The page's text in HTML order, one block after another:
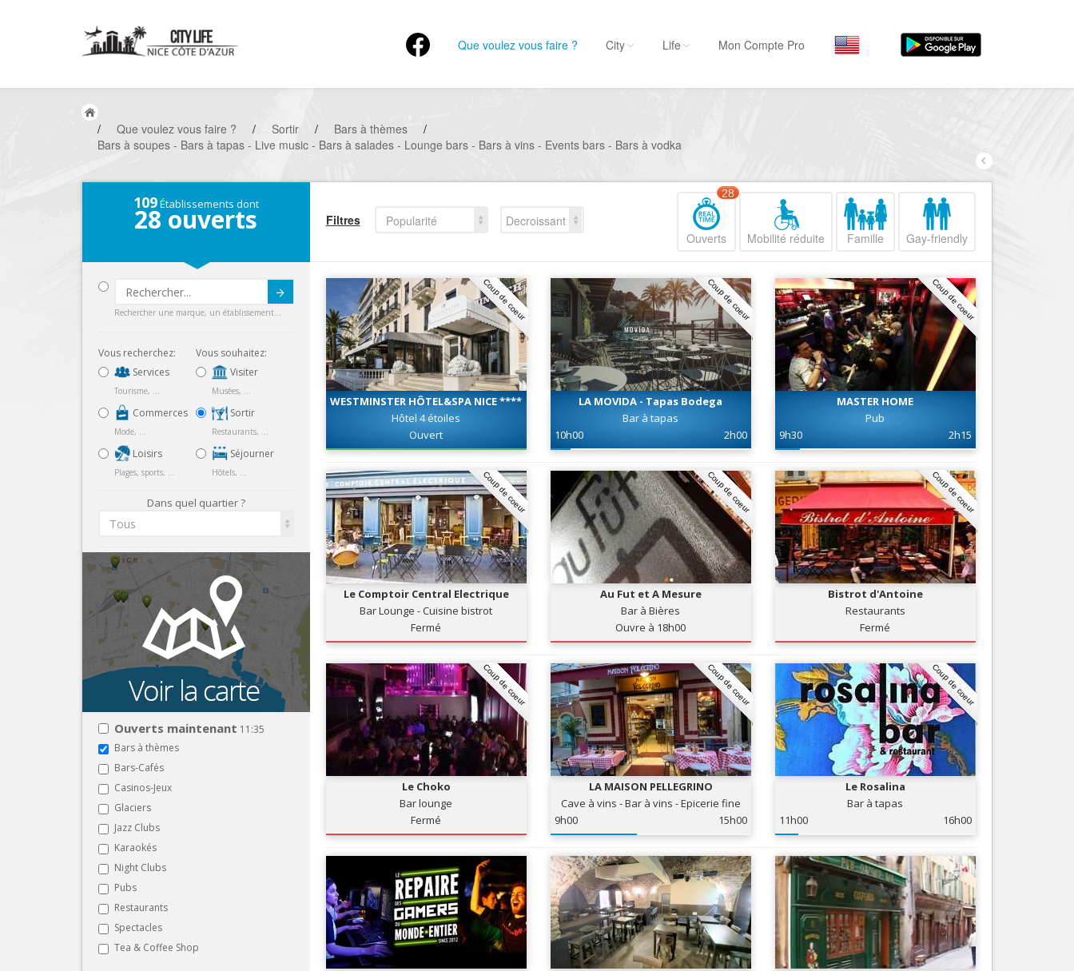
Que voulez vous faire ?
Musées, ...
Sortir
Commerces
Mode, ...
Loisirs
Plages, sports, ...
Services
Nice Promenade du
Nice le Port
Nice le Vieux Nice
Nice les Collines Niçoises
Nice le petit Marais Niçois
Nice la plaine du Var
Nice le Carré d’Or
City Life Mon Compte Pro
/ Que voulez vous faire ? / Sortir / Bars à thèmes
/
Bars à soupes - Bars à tapas - Live music - Bars à salades - Lounge bars - Bars à vins - Events bars - Bars à vodka
109Établissements dont
28 ouverts
Rechercher une marque, un établissement...
Vous recherchez:
Services
Tourisme, ...
Commerces
Mode, ...
Loisirs
Plages, sports, ...
Vous souhaitez:
Visiter
Musées, ...
Sortir
Restaurants, ...
Séjourner
Hôtels, ...
Dans quel quartier ?
Tous
Ouverts maintenant 11:35
Bars à thèmes
Bars-Cafés
Casinos-Jeux
Glaciers
Jazz Clubs
Karaokés
Night Clubs
Pubs
Restaurants
Spectacles
Tea & Coffee Shop
Filtres Popularité
Decroissant
Ouverts
28
Mobilité réduite Famille Gay-friendly
Coup de coeur
WESTMINSTER HÔTEL&SPA NICE ****
Hôtel 4 étoiles
Ouvert
Coup de coeur
LA MOVIDA - Tapas Bodega
Bar à tapas
10h00
2h00
Coup de coeur
MASTER HOME
Pub
9h30
2h15
Coup de coeur
Le Comptoir Central Electrique
Bar Lounge - Cuisine bistrot
Fermé
Coup de coeur
Au Fut et A Mesure
Bar à Bières
Ouvre à 18h00
Coup de coeur
Bistrot d'Antoine
Restaurants
Fermé
Coup de coeur
Le Choko
Bar lounge
Fermé
Coup de coeur
LA MAISON PELLEGRINO
Cave à vins - Bar à vins - Epicerie fine
9h00
15h00
Coup de coeur
Le Rosalina
Bar à tapas
11h00
16h00